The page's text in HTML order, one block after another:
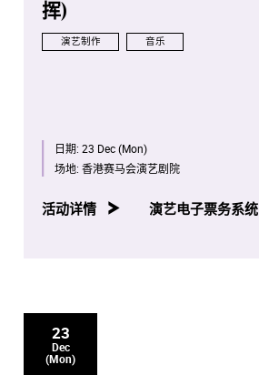
挥)
演艺制作 音乐
日期: 23 Dec (Mon)
场地: 香港赛马会演艺剧院
活动详情 演艺电子票务系统
23
Dec
(Mon)